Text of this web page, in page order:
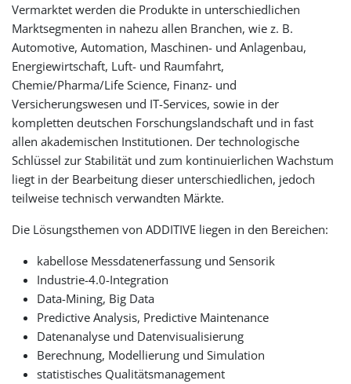
Vermarktet werden die Produkte in unterschiedlichen
Marktsegmenten in nahezu allen Branchen, wie z. B.
Automotive, Automation, Maschinen- und Anlagenbau,
Energiewirtschaft, Luft- und Raumfahrt,
Chemie/Pharma/Life Science, Finanz- und
Versicherungswesen und IT-Services, sowie in der
kompletten deutschen Forschungslandschaft und in fast
allen akademischen Institutionen. Der technologische
Schlüssel zur Stabilität und zum kontinuierlichen Wachstum
liegt in der Bearbeitung dieser unterschiedlichen, jedoch
teilweise technisch verwandten Märkte.
Die Lösungsthemen von ADDITIVE liegen in den Bereichen:
kabellose Messdatenerfassung und Sensorik
Industrie-4.0-Integration
Data-Mining, Big Data
Predictive Analysis, Predictive Maintenance
Datenanalyse und Datenvisualisierung
Berechnung, Modellierung und Simulation
statistisches Qualitätsmanagement